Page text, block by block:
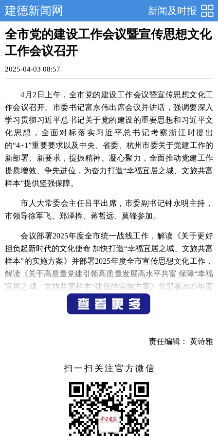
新闻及时报
建德新闻网
全市党的建设工作会议暨宣传思想文化
工作会议召开
2025-04-03 08:57
4月2日上午，全市党的建设工作会议暨宣传思想文化工
作会议召开。市委书记富永伟出席会议并讲话，强调要深入
学习贯彻习近平总书记关于党的建设的重要思想和习近平文
化思想，全面对标落实习近平总书记考察浙江时提出
的“4+1”重要要求以及中央、省委、杭州市委关于党建工作的
新部署、新要求，提振精神、凝心聚力，全面推动党建工作
提质增效、争先进位，为奋力打造“幸福宜居之城、文旅共富
样本”提供坚强保障。
市人大常委会主任吕平出席，市委副书记钟永明主持，
市领导徐军飞、郑泽挥、蒋哲远、莫锋参加。
会议部署2025年度全市统一战线工作，解读《关于更好
担负起新时代的文化使命 加快打造“幸福宜居之城、文旅共富
样本”的实施方案》并部署2025年度全市宣传思想文化工作，
解读《关于高质量党建引领高质量发展高水平共富 保障“幸福
宜居之城、文旅共富样本”建设的实施方案》并部署2025年度
全市组织工作及“两企三新”相关工作。市市场监管局、市文
广旅体局、寿昌镇、大洋镇、梅城镇千鹤村作交流发言。
代党的建设总要求，全力以赴抓党建、促发展，党建统领作
工作可圈可点，各线工作亮点纷呈，值得充分肯定。
富永伟强调，要服务中心大局，在真抓实干中开辟党建
工作崭新局面，紧扣新时代党的建设总要求，拉高标杆、担
起主责、抓好主业。要坚持政治引领，把准航向铸忠诚，始
终把党的政治建设摆在首位，坚持以习近平新时代中国特色
责任编辑： 黄诗雅
扫一扫关注官方微信